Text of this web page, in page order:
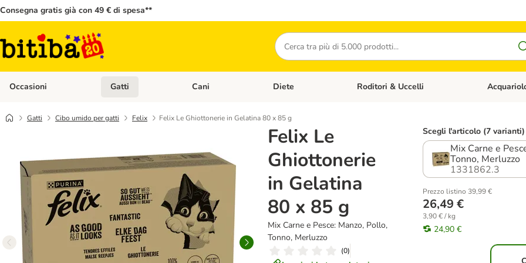
Consegna gratis già con 49 € di spesa**
Cerca
Occasioni Apri Menù Categoria: Occasioni
Gatti Apri Menù Categoria: Gatti
Cani Apri Menù Categoria: Cani
Diete Apri Menù Categoria: Diete
Roditori & Uccelli Apri Menù
Gatti Cibo umido per gatti Felix Felix Le Ghiottonerie in Gelatina 80 x 85 g
Felix Le
Ghiottonerie
in Gelatina
80 x 85 g
Mix Carne e Pesce: Manzo, Pollo,
Tonno, Merluzzo
(0)
Scegli l'articolo (7 varianti)
Mix Carne e
Tonno, Merluzzo
1331862.3
Prezzo listino 39,99 €
26,49 €
3,90 € / kg
24,90 €